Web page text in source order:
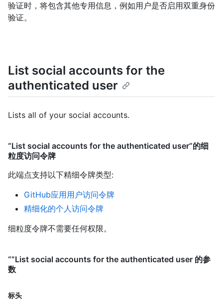
验证时，将包含其他专用信息，例如用户是否启用双重身份
验证。
List social accounts for the
authenticated user
Lists all of your social accounts.
“List social accounts for the authenticated user”的细
粒度访问令牌
此端点支持以下精细令牌类型:
GitHub应用用户访问令牌
精细化的个人访问令牌
细粒度令牌不需要任何权限。
“”List social accounts for the authenticated user 的参
数
标头